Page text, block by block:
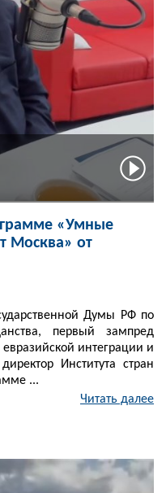
«Умные
Москва» от
Думы РФ по
первый зампред
интеграции и
Института стран
...
Читать далее